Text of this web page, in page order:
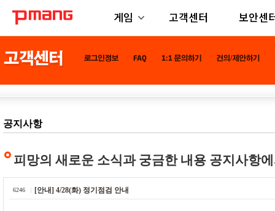
게임 고객센터 보안센
공지사항
피망의 새로운 소식과 궁금한 내용 공지사항
6246 [안내] 4/28(화) 정기점검 안내